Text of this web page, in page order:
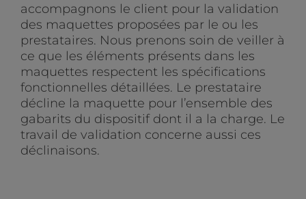
accompagnons le client pour la validation
des maquettes proposées par le ou les
prestataires. Nous prenons soin de veiller à
ce que les éléments présents dans les
maquettes respectent les spécifications
fonctionnelles détaillées. Le prestataire
décline la maquette pour l’ensemble des
gabarits du dispositif dont il a la charge. Le
travail de validation concerne aussi ces
déclinaisons.